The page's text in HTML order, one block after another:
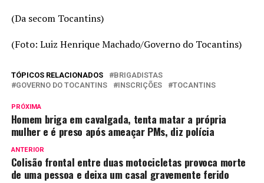
(Da secom Tocantins)
(Foto: Luiz Henrique Machado/Governo do Tocantins)
TÓPICOS RELACIONADOS
BRIGADISTAS
GOVERNO DO TOCANTINS
INSCRIÇÕES TOCANTINS
PRÓXIMA
Homem briga em cavalgada, tenta matar a própria
mulher e é preso após ameaçar PMs, diz polícia
ANTERIOR
Colisão frontal entre duas motocicletas provoca morte
de uma pessoa e deixa um casal gravemente ferido